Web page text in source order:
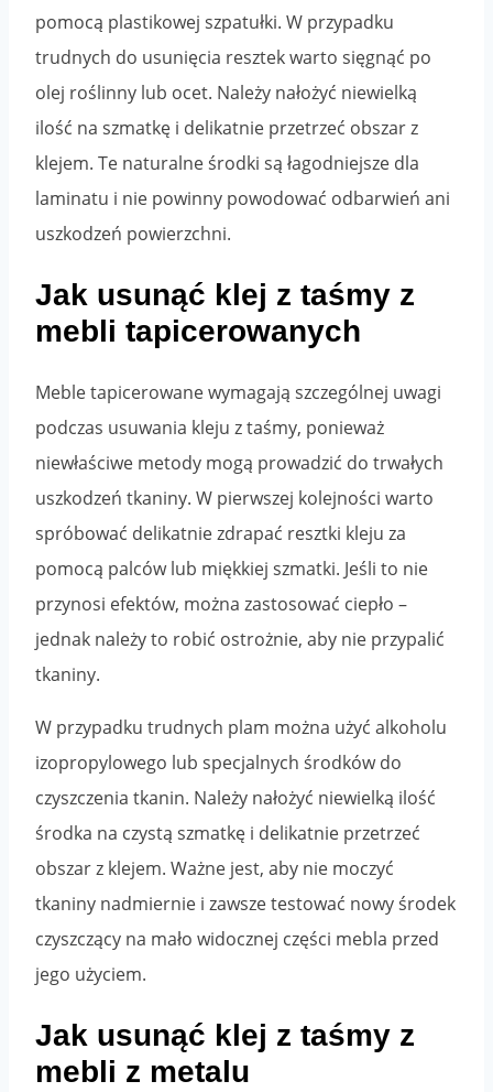
pomocą plastikowej szpatułki. W przypadku
trudnych do usunięcia resztek warto sięgnąć po
olej roślinny lub ocet. Należy nałożyć niewielką
ilość na szmatkę i delikatnie przetrzeć obszar z
klejem. Te naturalne środki są łagodniejsze dla
laminatu i nie powinny powodować odbarwień ani
uszkodzeń powierzchni.
Jak usunąć klej z taśmy z
mebli tapicerowanych
Meble tapicerowane wymagają szczególnej uwagi
podczas usuwania kleju z taśmy, ponieważ
niewłaściwe metody mogą prowadzić do trwałych
uszkodzeń tkaniny. W pierwszej kolejności warto
spróbować delikatnie zdrapać resztki kleju za
pomocą palców lub miękkiej szmatki. Jeśli to nie
przynosi efektów, można zastosować ciepło –
jednak należy to robić ostrożnie, aby nie przypalić
tkaniny.
W przypadku trudnych plam można użyć alkoholu
izopropylowego lub specjalnych środków do
czyszczenia tkanin. Należy nałożyć niewielką ilość
środka na czystą szmatkę i delikatnie przetrzeć
obszar z klejem. Ważne jest, aby nie moczyć
tkaniny nadmiernie i zawsze testować nowy środek
czyszczący na mało widocznej części mebla przed
jego użyciem.
Jak usunąć klej z taśmy z
mebli z metalu